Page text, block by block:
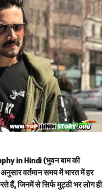
in Hindi (भुवन बाम की
वर्तमान समय में भारत में हर
हैं, जिनमें से सिर्फ मुट्ठी भर लोग ही